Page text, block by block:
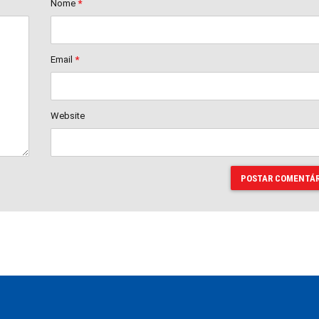
Nome *
Email *
Website
POSTAR